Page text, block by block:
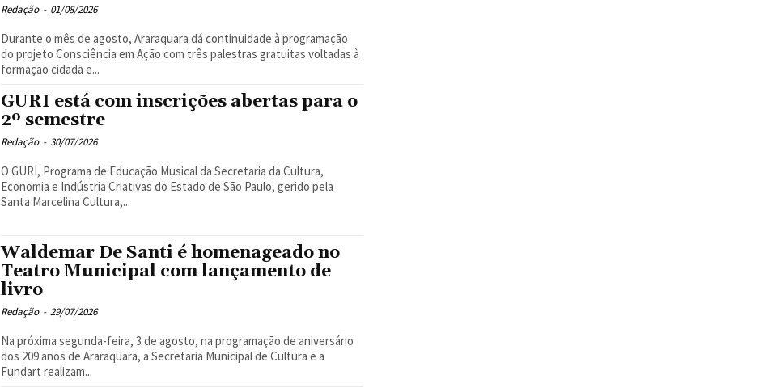
Redação - 01/08/2026
Durante o mês de agosto, Araraquara dá continuidade à programação
do projeto Consciência em Ação com três palestras gratuitas voltadas à
formação cidadã e...
GURI está com inscrições abertas para o
2º semestre
Redação - 30/07/2026
O GURI, Programa de Educação Musical da Secretaria da Cultura,
Economia e Indústria Criativas do Estado de São Paulo, gerido pela
Santa Marcelina Cultura,...
Waldemar De Santi é homenageado no
Teatro Municipal com lançamento de
livro
Redação - 29/07/2026
Na próxima segunda-feira, 3 de agosto, na programação de aniversário
dos 209 anos de Araraquara, a Secretaria Municipal de Cultura e a
Fundart realizam...